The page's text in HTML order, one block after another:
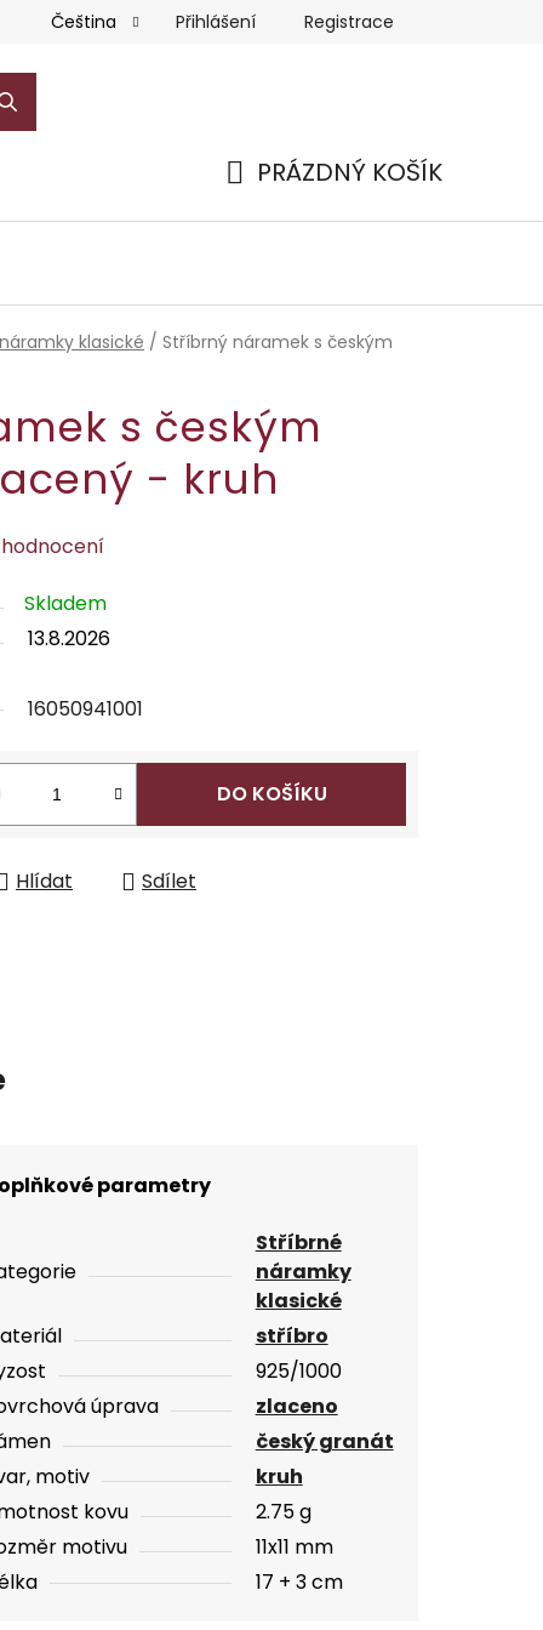
Čeština Přihlášení Registrace
PRÁZDNÝ KOŠÍK
klasické / Stříbrný náramek s českým
s českým
- kruh
Skladem
13.8.2026
16050941001
DO KOŠÍKU
Hlídat Sdílet
parametry
Stříbrné
náramky
klasické
stříbro
925/1000
úprava
zlaceno
český granát
motiv
kruh
kovu
2.75 g
motivu
11x11 mm
17 + 3 cm